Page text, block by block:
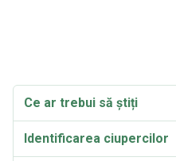
Ce ar trebui să știți
Identificarea ciupercilor